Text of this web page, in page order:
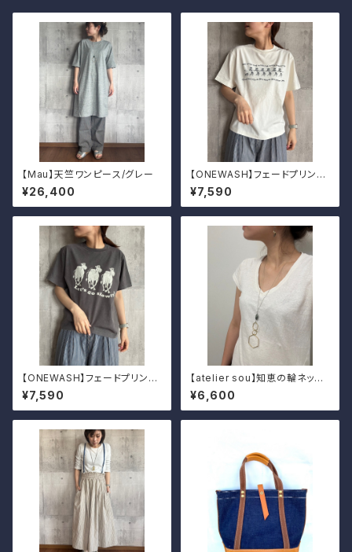
【Mau】天竺ワンピース/グレー
¥26,400
【ONEWASH】フェードプリント
Tシャツ（フラガール）
¥7,590
【ONEWASH】フェードプリント
Tシャツ（キャメル）
¥7,590
【atelier sou】知恵の輪ネック
レス
¥6,600